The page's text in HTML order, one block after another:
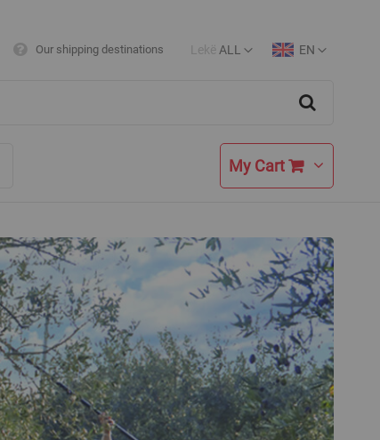
Our shipping destinations
Currency
Lekë ALL
Language
EN
My Cart